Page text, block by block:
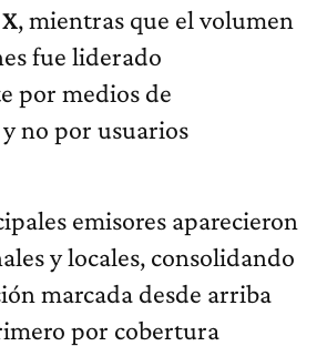
X, mientras que el volumen
fue liderado
por medios de
no por usuarios
emisores aparecieron
y locales, consolidando
marcada desde arriba
por cobertura